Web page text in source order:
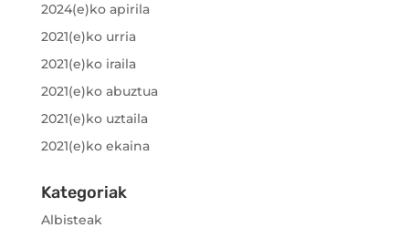
2024(e)ko apirila
2021(e)ko urria
2021(e)ko iraila
2021(e)ko abuztua
2021(e)ko uztaila
2021(e)ko ekaina
Kategoriak
Albisteak